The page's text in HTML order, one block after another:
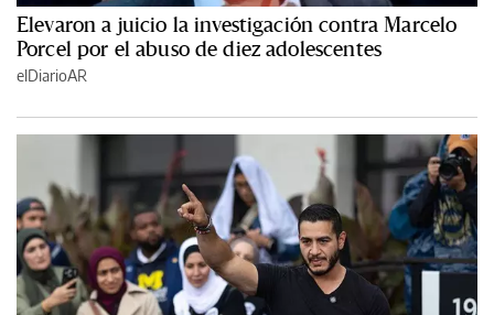
Elevaron a juicio la investigación contra Marcelo
Porcel por el abuso de diez adolescentes
elDiarioAR